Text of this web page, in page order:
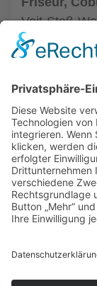
Veit-Stoß-
96450 Coburg
Tel.: +49
ALLGEMEIN
FRISEURE
FRISEURE